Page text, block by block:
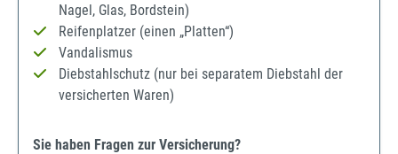
Nagel, Glas, Bordstein)
Reifenplatzer (einen „Platten“)
Vandalismus
Diebstahlschutz (nur bei separatem Diebstahl der
versicherten Waren)
Sie haben Fragen zur Versicherung?